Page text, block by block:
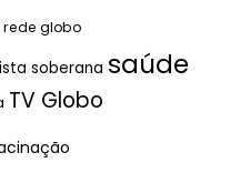
rede globo
soberana saúde
TV Globo